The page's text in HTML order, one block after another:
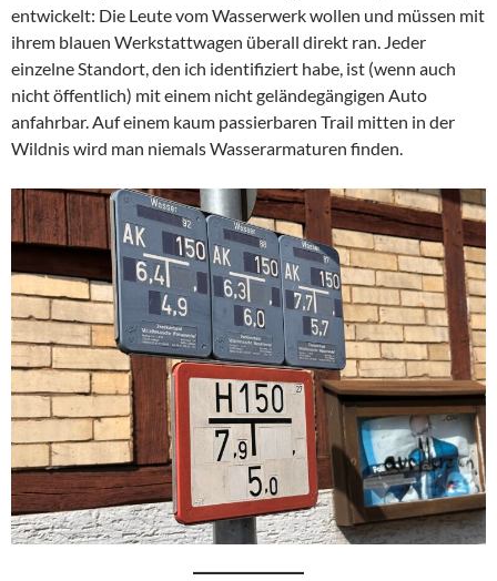
entwickelt: Die Leute vom Wasserwerk wollen und müssen mit
ihrem blauen Werkstattwagen überall direkt ran. Jeder
einzelne Standort, den ich identifiziert habe, ist (wenn auch
nicht öffentlich) mit einem nicht geländegängigen Auto
anfahrbar. Auf einem kaum passierbaren Trail mitten in der
Wildnis wird man niemals Wasserarmaturen finden.